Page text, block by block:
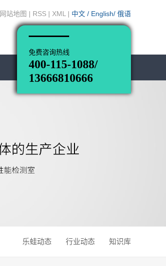
网站地图 | RSS | XML | 中文 / English/ 俄语
免费咨询热线
400-115-1088/
13666810666
乐蛙动态 行业动态 知识库